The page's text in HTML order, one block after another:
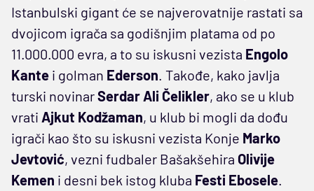
Istanbulski gigant će se najverovatnije rastati sa
dvojicom igrača sa godišnjim platama od po
11.000.000 evra, a to su iskusni vezista Engolo
Kante i golman Ederson. Takođe, kako javlja
turski novinarSerdar Ali Čelikler, ako se u klub
vrati Ajkut Kodžaman, u klub bi mogli da dođu
igrači kao što su iskusni vezista Konje Marko
Jevtović, vezni fudbaler Bašakšehira Olivije
Kemen i desni bek istog kluba Festi Ebosele.